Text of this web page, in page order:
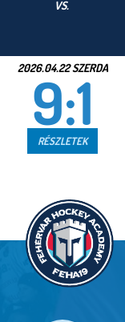
VS.
2026.04.22 SZERDA
9:1
RÉSZLETEK